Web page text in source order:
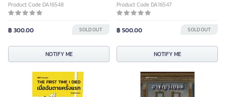
Product Code DA16548
฿ 300.00 SOLD OUT
NOTIFY ME
Product Code DA16547
฿ 500.00 SOLD OUT
NOTIFY ME